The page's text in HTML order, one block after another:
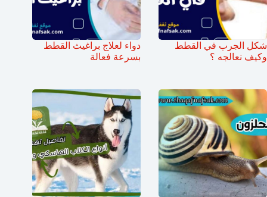
شكل الجرب في القطط
وكيف نعالجه ؟
دواء لعلاج براغيث القطط
بسرعة فعالة